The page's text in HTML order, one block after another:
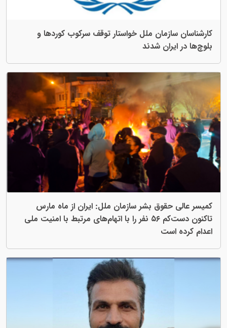
کارشناسان سازمان ملل خواستار توقف سرکوب کوردها و
بلوچ‌ها در ایران شدند
کمیسر عالی حقوق بشر سازمان ملل: ایران از ماه مارس
تاکنون دست‌کم ۵۶ نفر را با اتهام‌های مرتبط با امنیت ملی
اعدام کرده است